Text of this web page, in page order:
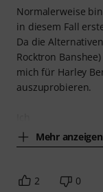
Normalerweise
in diesem Fall
Da die
Rocktron
mich für Harley
auszuprobieren.
Mehr anzeigen
2 0